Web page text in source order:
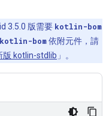
3.5.0 版需要 kotlin-bom
kotlin-bom依附元件，請
版 kotlin-stdlib 」。